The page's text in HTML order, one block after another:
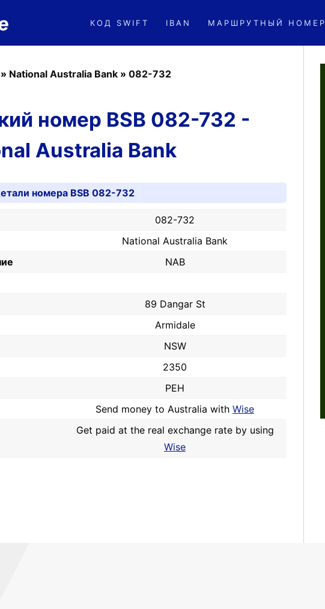
КОД SWIFT IBAN МАРШРУТНЫЙ НОМЕР
» National Australia Bank » 082-732
номер BSB 082-732 -
Australia Bank
номера BSB 082-732
082-732
National Australia Bank
NAB
89 Dangar St
Armidale
NSW
2350
PEH
Send money to Australia with Wise
Get paid at the real exchange rate by using
Wise